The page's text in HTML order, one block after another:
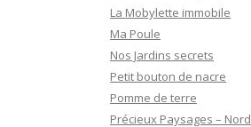
La Mobylette immobile
Ma Poule
Nos Jardins secrets
Petit bouton de nacre
Pomme de terre
Précieux Paysages – Nord